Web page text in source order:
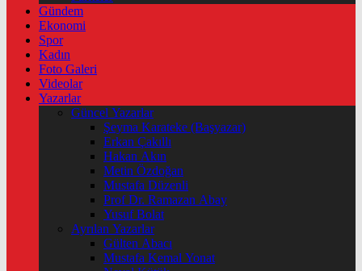
Gündem
Ekonomi
Spor
Kadın
Foto Galeri
Videolar
Yazarlar
Güncel Yazarlar
Şeyma Karateke (Başyazar)
Erkan Çakıllı
Hakan Akın
Metin Özdoğan
Mustafa Düzenli
Prof Dr. Ramazan Abay
Yusuf Bolat
Ayrılan Yazarlar
Gülten Abacı
Mustafa Kemal Yonat